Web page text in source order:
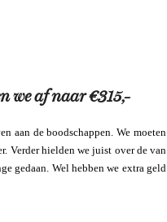
we af naar €315,-
aan de boodschappen. We moeten
Verder hielden we juist over de van
gedaan. Wel hebben we extra geld